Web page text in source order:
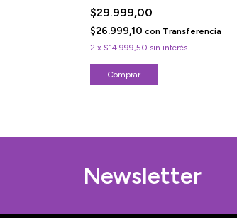
$29.999,00
$26.999,10 con Transferencia
2 x $14.999,50 sin interés
Newsletter